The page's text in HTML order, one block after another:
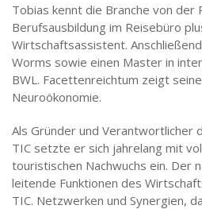
Tobias kennt die Branche von der
Berufsausbildung im Reisebüro
Wirtschaftsassistent.
Worms sowie einen Master in
BWL. Facettenreichtum zeigt
Neuroökonomie.
Als Gründer und Verantwortlicher
TIC setzte er sich jahrelang mit
touristischen Nachwuchs ein. Der
leitende Funktionen des
TIC. Netzwerken und Synergien,